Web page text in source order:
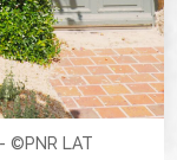
©PNR LAT